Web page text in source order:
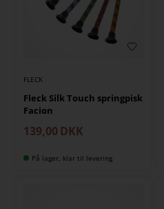
FLECK
Fleck Silk Touch springpisk
Facion
139,00 DKK
På lager, klar til levering